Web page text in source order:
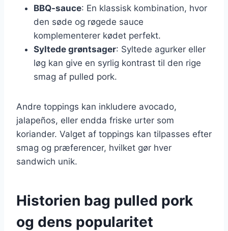
BBQ-sauce: En klassisk kombination, hvor
den søde og røgede sauce
komplementerer kødet perfekt.
Syltede grøntsager: Syltede agurker eller
løg kan give en syrlig kontrast til den rige
smag af pulled pork.
Andre toppings kan inkludere avocado,
jalapeños, eller endda friske urter som
koriander. Valget af toppings kan tilpasses efter
smag og præferencer, hvilket gør hver
sandwich unik.
Historien bag pulled pork
og dens popularitet